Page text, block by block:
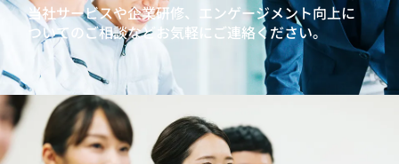
当社サービスや企業研修、エンゲージメント向上に
ついてのご相談などお気軽にご連絡ください。